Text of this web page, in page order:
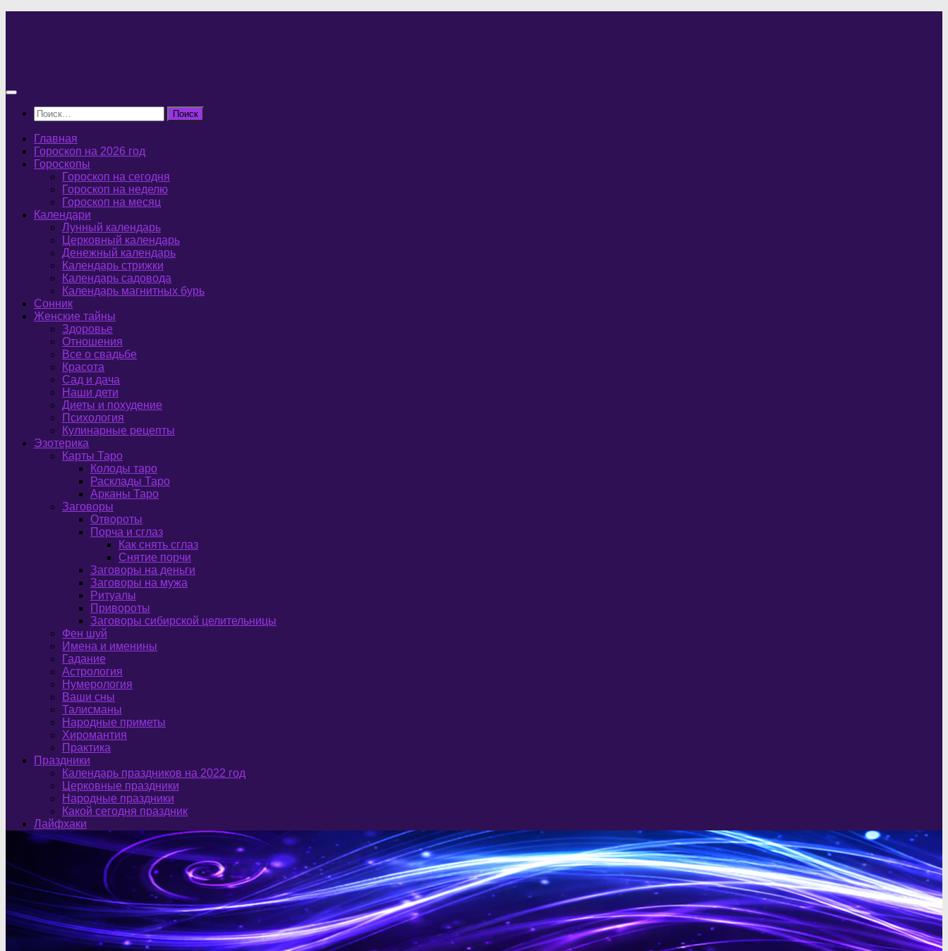
Найти:
Главная
Гороскоп на 2026 год
Гороскопы
Гороскоп на сегодня
Гороскоп на неделю
Гороскоп на месяц
Календари
Лунный календарь
Церковный календарь
Денежный календарь
Календарь стрижки
Календарь садовода
Календарь магнитных бурь
Сонник
Женские тайны
Здоровье
Отношения
Все о свадьбе
Красота
Сад и дача
Наши дети
Диеты и похудение
Психология
Кулинарные рецепты
Эзотерика
Карты Таро
Колоды таро
Расклады Таро
Арканы Таро
Заговоры
Отвороты
Порча и сглаз
Как снять сглаз
Снятие порчи
Заговоры на деньги
Заговоры на мужа
Ритуалы
Привороты
Заговоры сибирской целительницы
Фен шуй
Имена и именины
Гадание
Астрология
Нумерология
Ваши сны
Талисманы
Народные приметы
Хиромантия
Практика
Праздники
Календарь праздников на 2022 год
Церковные праздники
Народные праздники
Какой сегодня праздник
Лайфхаки